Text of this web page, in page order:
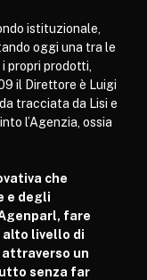
istituzionale,
oggi una tra le
propri prodotti,
il Direttore è Luigi
tracciata da Lisi e
l’Agenzia, ossia
che
e degli
fare
alto livello di
un
senza far